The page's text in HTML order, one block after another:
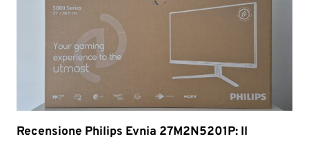
Recensione Philips Evnia 27M2N5201P: Il